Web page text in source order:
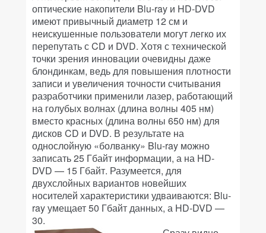
оптические накопители Blu-ray и HD-DVD
имеют привычный диаметр 12 см и
неискушенные пользователи могут легко их
перепутать с CD и DVD. Хотя с технической
точки зрения инновации очевидны даже
блондинкам, ведь для повышения плотности
записи и увеличения точности считывания
разработчики применили лазер, работающий
на голубых волнах (длина волны 405 нм)
вместо красных (длина волны 650 нм) для
дисков CD и DVD. В результате на
однослойную «болванку» Blu-ray можно
записать 25 Гбайт информации, а на HD-
DVD — 15 Гбайт. Разумеется, для
двухслойных вариантов новейших
носителей характеристики удваиваются: Blu-
ray умещает 50 Гбайт данных, а HD-DVD —
30.